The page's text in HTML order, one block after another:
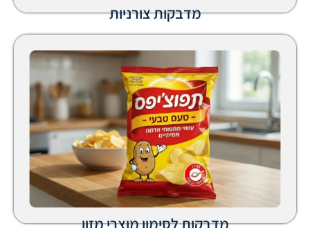
מדבקות צורניות
מדבקות לסימון מוצרי מזון